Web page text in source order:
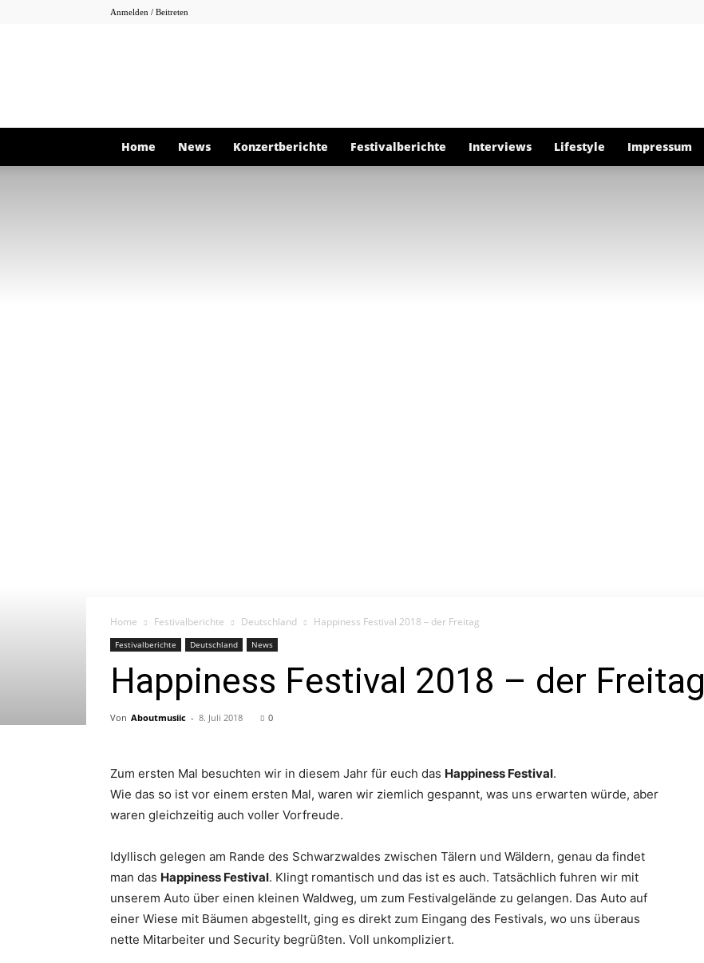
Anmelden / Beitreten
About
Home News Konzertberichte Festivalberichte Interviews Lifestyle Impressum
Home Festivalberichte Deutschland Happiness Festival 2018 – der Freitag
Festivalberichte Deutschland News
Happiness Festival 2018 – der Freitag
Von Aboutmusiic - 8. Juli 2018 0
Zum ersten Mal besuchten wir in diesem Jahr für euch das Happiness Festival.
Wie das so ist vor einem ersten Mal, waren wir ziemlich gespannt, was uns erwarten würde, aber
waren gleichzeitig auch voller Vorfreude.
Idyllisch gelegen am Rande des Schwarzwaldes zwischen Tälern und Wäldern, genau da findet
man das Happiness Festival. Klingt romantisch und das ist es auch. Tatsächlich fuhren wir mit
unserem Auto über einen kleinen Waldweg, um zum Festivalgelände zu gelangen. Das Auto auf
einer Wiese mit Bäumen abgestellt, ging es direkt zum Eingang des Festivals, wo uns überaus
nette Mitarbeiter und Security begrüßten. Voll unkompliziert.